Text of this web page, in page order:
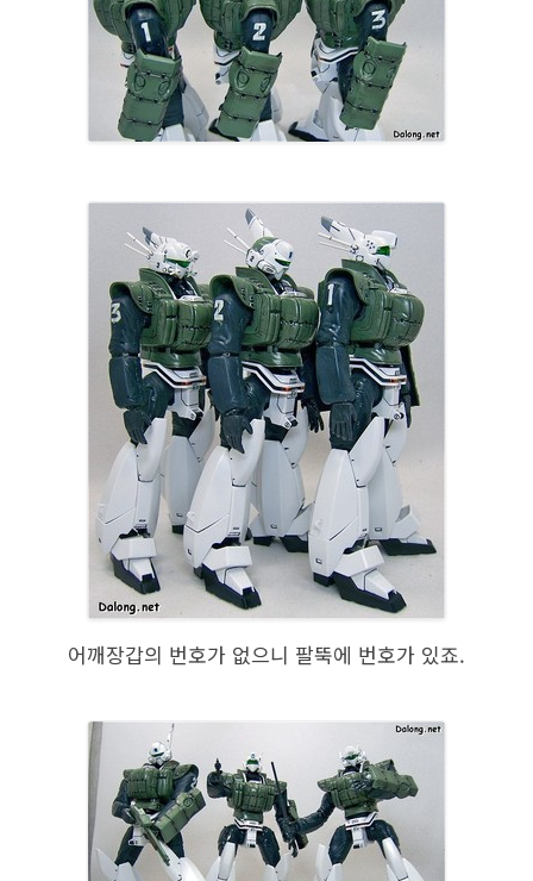
어깨장갑의 번호가 없으니 팔뚝에 번호가 있죠.